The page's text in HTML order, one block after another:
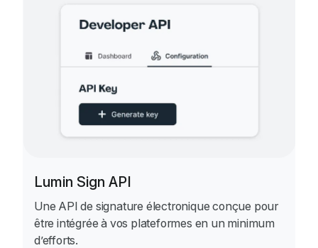
Lumin Sign API
Une API de signature électronique conçue pour
être intégrée à vos plateformes en un minimum
d’efforts.